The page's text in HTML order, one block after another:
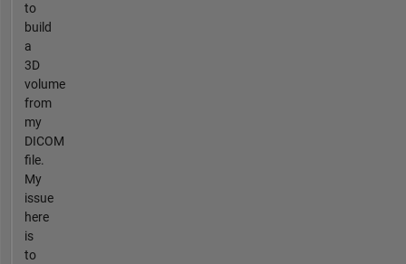
to
build
a
3D
volume
from
my
DICOM
file.
My
issue
here
is
to